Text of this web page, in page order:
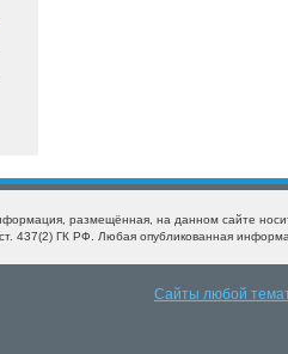
размещённая, на данном сайте
ст. 437(2) ГК РФ. Любая опубликованная
Сайты любой